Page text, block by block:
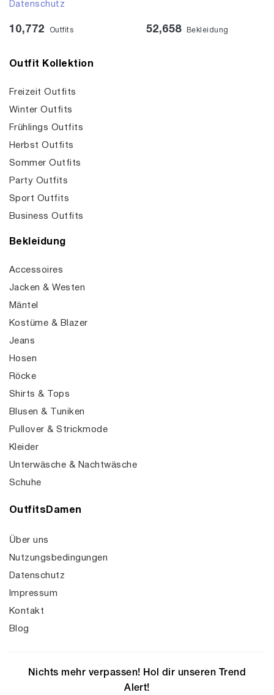
Datenschutz
10,772 Outfits 52,658 Bekleidung
Outfit Kollektion
Freizeit Outfits
Winter Outfits
Frühlings Outfits
Herbst Outfits
Sommer Outfits
Party Outfits
Sport Outfits
Business Outfits
Bekleidung
Accessoires
Jacken & Westen
Mäntel
Kostüme & Blazer
Jeans
Hosen
Röcke
Shirts & Tops
Blusen & Tuniken
Pullover & Strickmode
Kleider
Unterwäsche & Nachtwäsche
Schuhe
OutfitsDamen
Über uns
Nutzungsbedingungen
Datenschutz
Impressum
Kontakt
Blog
Nichts mehr verpassen! Hol dir unseren Trend
Alert!